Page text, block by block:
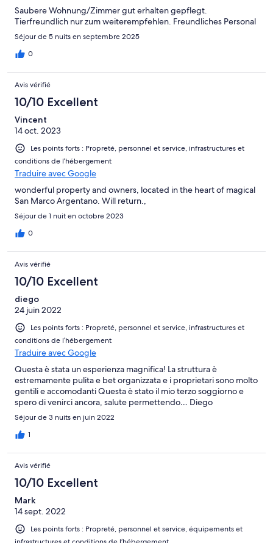
Saubere Wohnung/Zimmer gut erhalten gepflegt.
Tierfreundlich nur zum weiterempfehlen. Freundliches Personal
Séjour de 5 nuits en septembre 2025
0
Avis vérifié
10/10 Excellent
Vincent
14 oct. 2023
Les points forts : Propreté, personnel et service, infrastructures et
conditions de l’hébergement
Traduire avec Google
wonderful property and owners, located in the heart of magical
San Marco Argentano. Will return.,
Séjour de 1 nuit en octobre 2023
0
Avis vérifié
10/10 Excellent
diego
24 juin 2022
Les points forts : Propreté, personnel et service, infrastructures et
conditions de l’hébergement
Traduire avec Google
Questa è stata un esperienza magnifica! La struttura è
estremamente pulita e bet organizzata e i proprietari sono molto
gentili e accomodanti Questa è stato il mio terzo soggiorno e
spero di venirci ancora, salute permettendo… Diego
Séjour de 3 nuits en juin 2022
1
Avis vérifié
10/10 Excellent
Mark
14 sept. 2022
Les points forts : Propreté, personnel et service, équipements et